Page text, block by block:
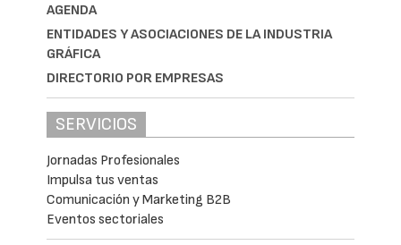
AGENDA
ENTIDADES Y ASOCIACIONES DE LA INDUSTRIA
GRÁFICA
DIRECTORIO POR EMPRESAS
SERVICIOS
Jornadas Profesionales
Impulsa tus ventas
Comunicación y Marketing B2B
Eventos sectoriales